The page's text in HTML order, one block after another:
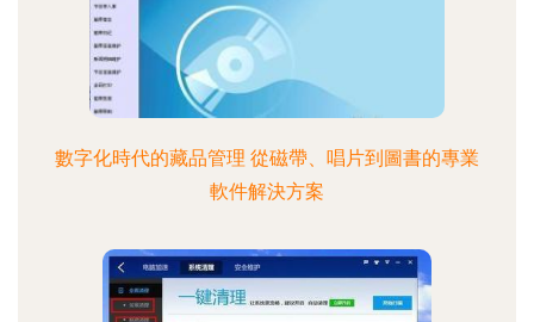
數字化時代的藏品管理 從磁帶、唱片到圖書的專業
軟件解決方案